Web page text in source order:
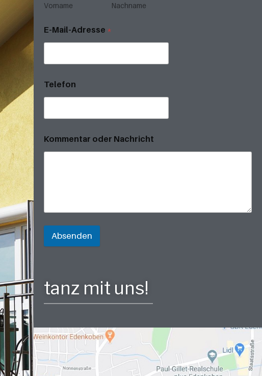
Vorname Nachname
E-Mail-Adresse *
Telefon
Kommentar oder Nachricht
Absenden
tanz mit uns!